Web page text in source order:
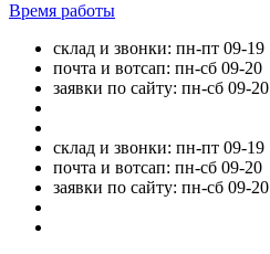
Время работы
склад и звонки: пн-пт 09-19
почта и вотсап: пн-сб 09-20
заявки по сайту: пн-сб 09-20
склад и звонки: пн-пт 09-19
почта и вотсап: пн-сб 09-20
заявки по сайту: пн-сб 09-20